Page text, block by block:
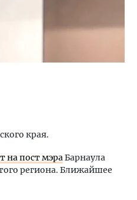
края.
на пост мэраБарнаула
региона. Ближайшее